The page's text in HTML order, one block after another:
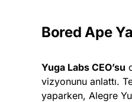
Bored Ape
Yuga Labs CEO’su
vizyonunu anlattı.
yaparken, Alegre